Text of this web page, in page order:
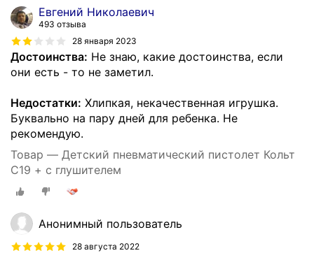
Евгений Николаевич
493 отзыва
28 января 2023
Достоинства: Не знаю, какие достоинства, если
они есть - то не заметил.
Недостатки: Хлипкая, некачественная игрушка.
Буквально на пару дней для ребенка. Не
рекомендую.
Товар — Детский пневматический пистолет Кольт
С19 + с глушителем
Анонимный пользователь
28 августа 2022